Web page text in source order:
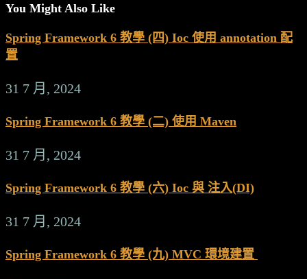
You Might Also Like
Spring Framework 6 教學 (四) Ioc 使用 annotation 配
置
31 7 月, 2024
Spring Framework 6 教學 (二) 使用 Maven
31 7 月, 2024
Spring Framework 6 教學 (六) Ioc 與 注入(DI)
31 7 月, 2024
Spring Framework 6 教學 (九) MVC 環境建置